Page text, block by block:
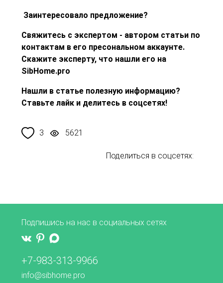
Заинтересовало предложение?
Свяжитесь с экспертом - автором статьи по
контактам в его пресональном аккаунте.
Скажите эксперту, что нашли его на
SibHome.pro
Нашли в статье полезную информацию?
Ставьте лайк и делитесь в соцсетях!
3 5621
Поделиться в соцсетях:
Подпишись на нас в социальных сетях
+7-983-313-9966
info@sibhome.pro